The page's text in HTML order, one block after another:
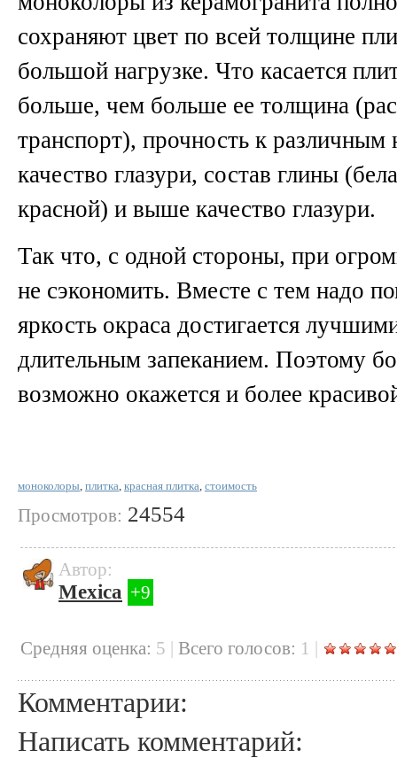
сохраняют цвет по всей толщине
большой нагрузке. Что касается
больше, чем больше ее толщина
транспорт), прочность к различным
качество глазури, состав глины
красной) и выше качество глазури.
Так что, с одной стороны, при
не сэкономить. Вместе с тем надо
яркость окраса достигается
длительным запеканием. Поэтому
возможно окажется и более
моноколоры плитка красная плитка стоимость
Просмотров: 24554
Автор:
Mexica +9
Cредняя оценка: 5 | Всего голосов: 1 |
Комментарии:
Написать комментарий: